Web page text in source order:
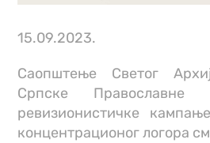
15.09.2023.
Саопштење Светог
Српске Православне
ревизионистичке
концентрационог логора